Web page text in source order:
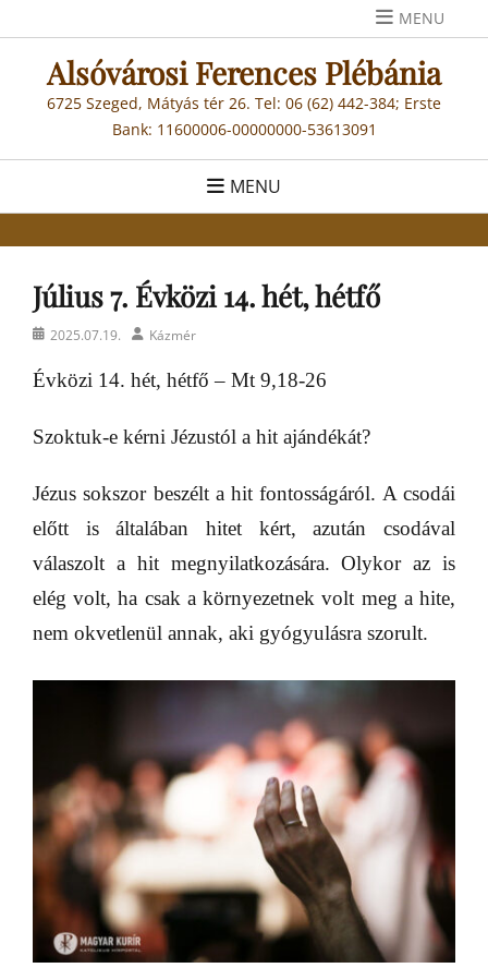
to
content
MENU
Alsóvárosi Ferences Plébánia
6725 Szeged, Mátyás tér 26. Tel: 06 (62) 442-384; Erste
Bank: 11600006-00000000-53613091
MENU
Július 7. Évközi 14. hét, hétfő
Posted2025.07.19. AuthorKázmér
Évközi 14. hét, hétfő – Mt 9,18-26
Szoktuk-e kérni Jézustól a hit ajándékát?
Jézus sokszor beszélt a hit fontosságáról. A csodái
előtt is általában hitet kért, azután csodával
válaszolt a hit megnyilatkozására. Olykor az is
elég volt, ha csak a környezetnek volt meg a hite,
nem okvetlenül annak, aki gyógyulásra szorult.